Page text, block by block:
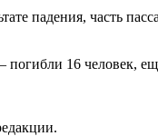
падения, часть
погибли 16 человек,